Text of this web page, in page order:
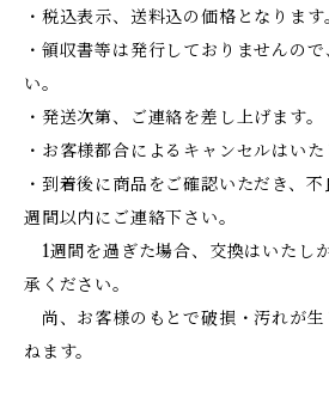
・税込表示、送料込の価格となります
・領収書等は発行しておりませんの
い。
・発送次第、ご連絡を差し上げます。
・お客様都合によるキャンセルはいた
・到着後に商品をご確認いただき、
週間以内にご連絡下さい。
1週間を過ぎた場合、交換はいたし
承ください。
尚、お客様のもとで破損・汚れが生
ねます。